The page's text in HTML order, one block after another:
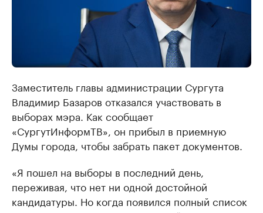
Заместитель главы администрации Сургута
Владимир Базаров отказался участвовать в
выборах мэра. Как сообщает
«СургутИнформТВ», он прибыл в приемную
Думы города, чтобы забрать пакет документов.
«Я пошел на выборы в последний день,
переживая, что нет ни одной достойной
кандидатуры. Но когда появился полный список